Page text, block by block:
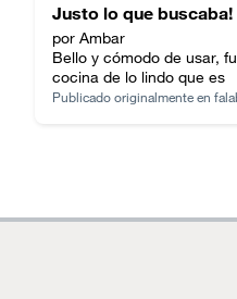
Justo lo que buscaba!
por Ambar
Bello y cómodo de usar,
cocina de lo lindo que es
Publicado originalmente en